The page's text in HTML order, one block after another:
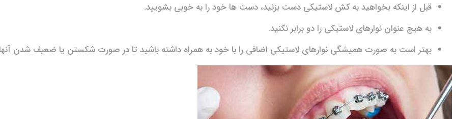
قبل از اینکه بخواهید به کش لاستیکی دست بزنید، دست ها خود را به خوبی بشویید.
به هیچ عنوان نوارهای لاستیکی را دو برابر نکنید.
بهتر است به صورت همیشگی نوارهای لاستیکی اضافی را با خود به همراه داشته باشید تا در صورت شکستن یا ضعیف شدن